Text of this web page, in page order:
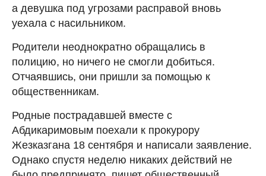
а девушка под угрозами расправой вновь
уехала с насильником.
Родители неоднократно обращались в
полицию, но ничего не смогли добиться.
Отчаявшись, они пришли за помощью к
общественникам.
Родные пострадавшей вместе с
Абдикаримовым поехали к прокурору
Жезказгана 18 сентября и написали заявление.
Однако спустя неделю никаких действий не